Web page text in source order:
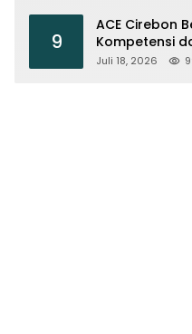
9
ACE Cirebon
Kompetensi
Juli 18, 2026